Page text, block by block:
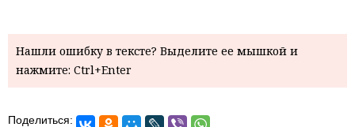
Нашли ошибку в тексте? Выделите ее мышкой и
нажмите: Ctrl+Enter
Поделиться: